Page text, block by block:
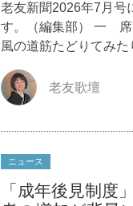
老友新聞2026年7月号
す。（編集部） 一 席
風の道筋たどりてみ
老友歌壇
ニュース
「成年後見制度